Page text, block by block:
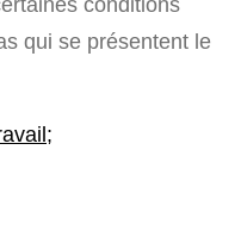
qui se présentent le